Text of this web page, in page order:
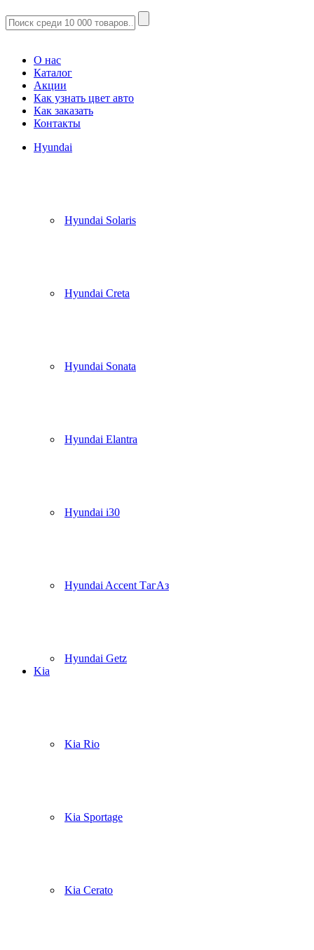
О нас
Каталог
Акции
Как узнать цвет авто
Как заказать
Контакты
Hyundai
Hyundai Solaris
Hyundai Creta
Hyundai Sonata
Hyundai Elantra
Hyundai i30
Hyundai Accent ТагАз
Hyundai Getz
Kia
Kia Rio
Kia Sportage
Kia Cerato